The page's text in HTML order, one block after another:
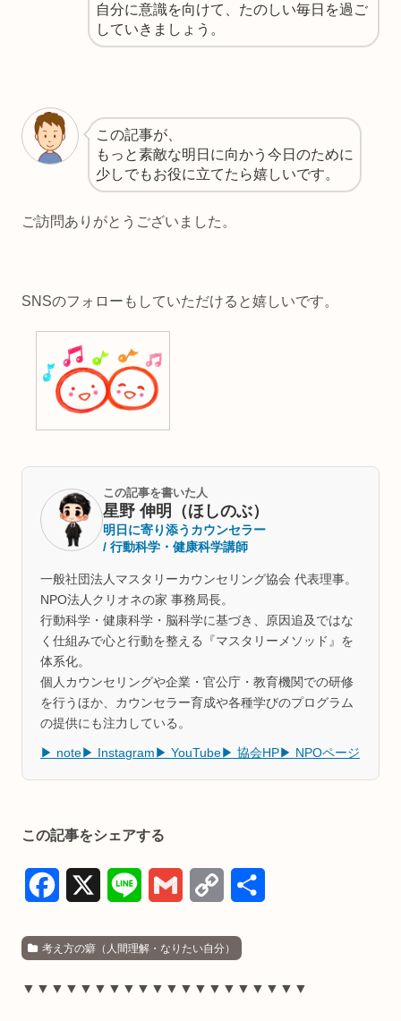
自分に意識を向けて、たのしい毎日を過ご
していきましょう。
この記事が、
もっと素敵な明日に向かう今日のために
少しでもお役に立てたら嬉しいです。
ご訪問ありがとうございました。
SNSのフォローもしていただけると嬉しいです。
この記事を書いた人
星野 伸明（ほしのぶ）
明日に寄り添うカウンセラー
/ 行動科学・健康科学講師
一般社団法人マスタリーカウンセリング協会 代表理事。
NPO法人クリオネの家 事務局長。
行動科学・健康科学・脳科学に基づき、原因追及ではな
く仕組みで心と行動を整える『マスタリーメソッド』を
体系化。
個人カウンセリングや企業・官公庁・教育機関での研修
を行うほか、カウンセラー育成や各種学びのプログラム
の提供にも注力している。
▶ note ▶ Instagram ▶ YouTube ▶ 協会HP ▶ NPOページ
この記事をシェアする
c
e
n
e
a
i
p
y
考え方の癖（人間理解・なりたい自分）
▼▼▼▼▼▼▼▼▼▼▼▼▼▼▼▼▼▼▼▼